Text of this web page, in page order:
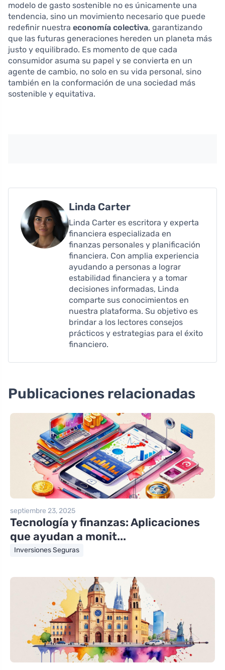
modelo de gasto sostenible no es únicamente una
tendencia, sino un movimiento necesario que puede
redefinir nuestra economía colectiva, garantizando
que las futuras generaciones hereden un planeta más
justo y equilibrado. Es momento de que cada
consumidor asuma su papel y se convierta en un
agente de cambio, no solo en su vida personal, sino
también en la conformación de una sociedad más
sostenible y equitativa.
Linda Carter
Linda Carter es escritora y experta
financiera especializada en
finanzas personales y planificación
financiera. Con amplia experiencia
ayudando a personas a lograr
estabilidad financiera y a tomar
decisiones informadas, Linda
comparte sus conocimientos en
nuestra plataforma. Su objetivo es
brindar a los lectores consejos
prácticos y estrategias para el éxito
financiero.
Publicaciones relacionadas
septiembre 23, 2025
Tecnología y finanzas: Aplicaciones
que ayudan a monit...
Inversiones Seguras